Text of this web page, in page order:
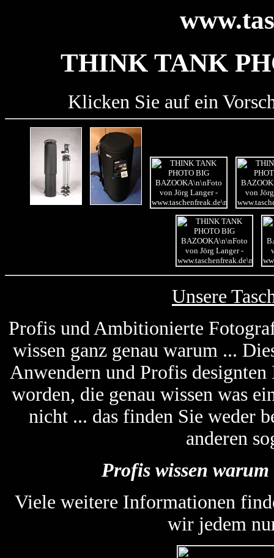
THINK TANK
Klicken Sie auf ein
Unsere
Profis und Ambitionierte
wissen ganz genau warum ...
Anwendern und Profis
worden, die genau wissen was
nicht ... das finden Sie weder
anderen
Profis wissen
Viele weitere Informationen
wir jedem